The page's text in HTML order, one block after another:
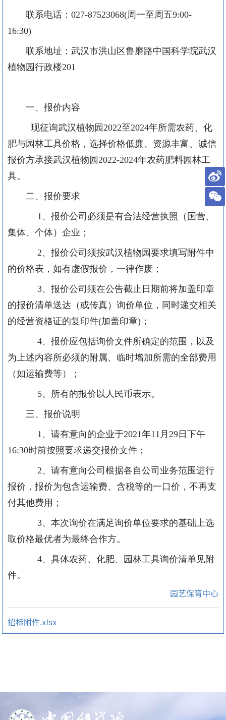
联系电话： 027-87523068(周一至周五9:00-
16:30)
联系地址：武汉市洪山区鲁磨路中国科学院武汉
植物园行政楼201
一、报价内容
现征询武汉植物园 2022至2024年所需农药、 化
肥与园林工具价格，选择价格低廉、资源丰富、诚信
报价方承接武汉植物园 2022-2024年农药肥料园林工
具。
二、报价要求
1 、报价公司 必须是有合法经营执照（国营、
集体、个体）企业；
2、报价公司 须按武汉植物园要求填写附件中
的价格表，如有虚假报价，一律作废；
3、报价公司 须在公告截止日期前将加盖印章
的报价清单送达（或传真）询价单位，同时递交相关
的经营资格证的复印件(加盖印章) ；
4、报价应包括询价文件所确定的范围，以及
为上述内容所必须的附属、临时增加所需的全部费用
（如运输费等）；
5、所有的报价以人民币表示。
三、报价说明
1 、请有意向 的企业于2021年11 月 29日下午
16:30时前按照要求递交报价文件；
2、请有意向公司根据各自公司业务范围进行
报价，报价为包含运输费、含税等的一口价，不再支
付其他费用；
3、本次询价在满足询价单位要求的基础上选
取价格最优者为最终合作方。
4、具体农药、化肥、园林工具询价清单见附
件。
园艺保育中心
招标附件.xlsx